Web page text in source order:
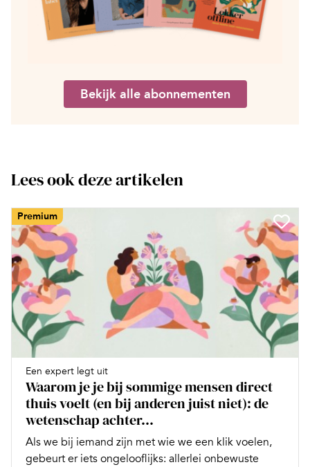
Bekijk alle abonnementen
Lees ook deze artikelen
Premium
Een expert legt uit
Waarom je je bij sommige mensen direct
thuis voelt (en bij anderen juist niet): de
wetenschap achter...
Als we bij iemand zijn met wie we een klik voelen,
gebeurt er iets ongelooflijks: allerlei onbewuste